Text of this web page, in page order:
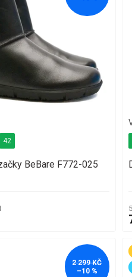
BeBare F772-025
42
2 299 KČ
–10 %